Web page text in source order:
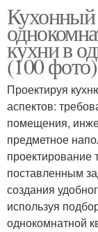
Кухонный
кухни в
(100 фото)
Проектируя
аспектов:
помещения,
предметное
проектирование
поставленным
создания
используя
однокомнатной